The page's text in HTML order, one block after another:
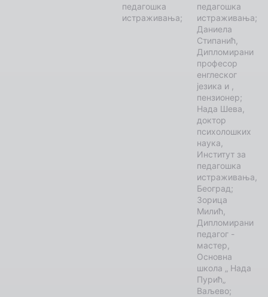
педагошка
истраживања;
педагошка
истраживања;
Даниела
Стипанић,
Дипломирани
професор
енглеског
језика и ,
пензионер;
Нада Шева,
доктор
психолошких
наука,
Институт за
педагошка
истраживања,
Београд;
Зорица
Милић,
Дипломирани
педагог -
мастер,
Основна
школа „ Нада
Пурић„
Ваљево;